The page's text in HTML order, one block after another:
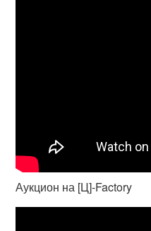
Аукцион на [Ц]-Factory